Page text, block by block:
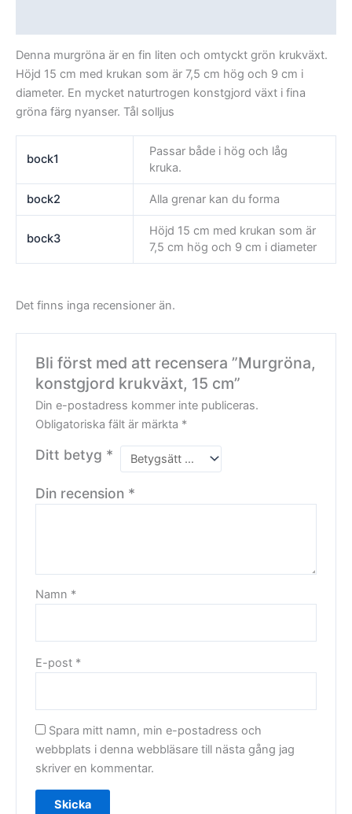
Denna murgröna är en fin liten och omtyckt grön krukväxt.
Höjd 15 cm med krukan som är 7,5 cm hög och 9 cm i
diameter. En mycket naturtrogen konstgjord växt i fina
gröna färg nyanser. Tål solljus
bock1
Passar både i hög och låg
kruka.
bock2 Alla grenar kan du forma
bock3
Höjd 15 cm med krukan som är
7,5 cm hög och 9 cm i diameter
Det finns inga recensioner än.
Bli först med att recensera ”Murgröna,
konstgjord krukväxt, 15 cm”
Din e-postadress kommer inte publiceras.
Obligatoriska fält är märkta *
Ditt betyg *
Din recension *
Namn *
E-post *
Spara mitt namn, min e-postadress och
webbplats i denna webbläsare till nästa gång jag
skriver en kommentar.